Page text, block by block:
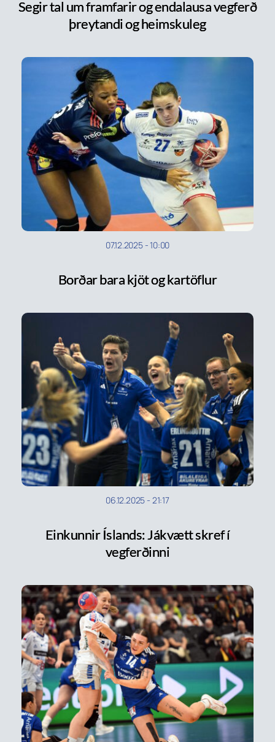
Segir tal um framfarir og endalausa vegferð
þreytandi og heimskuleg
07.12.2025-10:00
Borðar bara kjöt og kartöflur
06.12.2025 - 21:17
Einkunnir Íslands: Jákvætt skref í
vegferðinni